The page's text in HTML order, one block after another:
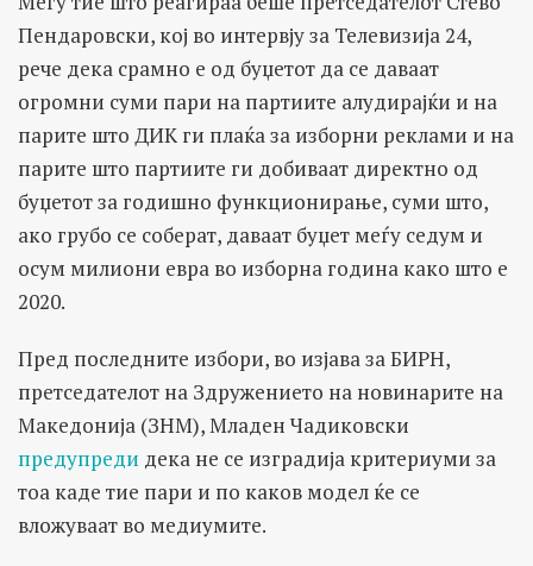
Пендаровски, кој во интервју за Телевизија 24,
рече дека срамно е од буџетот да се даваат
огромни суми пари на партиите алудирајќи и на
парите што ДИК ги плаќа за изборни реклами и на
парите што партиите ги добиваат директно од
буџетот за годишно функционирање, суми што,
ако грубо се соберат, даваат буџет меѓу седум и
осум милиони евра во изборна година како што е
2020.
Пред последните избори, во изјава за БИРН,
претседателот на Здружението на новинарите на
Македонија (ЗНМ), Младен Чадиковски
предупреди дека не се изградија критериуми за
тоа каде тие пари и по каков модел ќе се
вложуваат во медиумите.